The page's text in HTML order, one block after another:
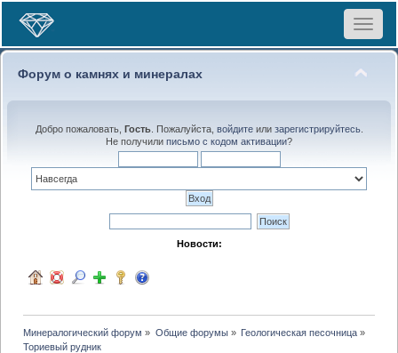
Toggle
Форум о камнях и минералах
Добро пожаловать, Гость. Пожалуйста, войдитеили зарегистрируйтесь.
Не получили письмо с кодом активации?
Новости:
Минералогический форум » Общие форумы» Геологическая песочница»
Ториевый рудник